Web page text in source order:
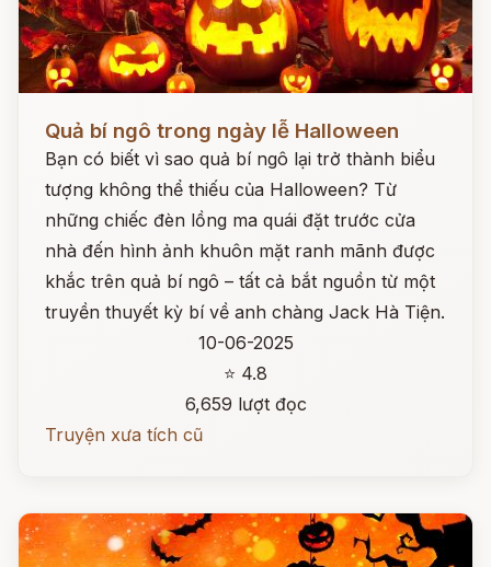
Quả bí ngô trong ngày lễ Halloween
Bạn có biết vì sao quả bí ngô lại trở thành biểu
tượng không thể thiếu của Halloween? Từ
những chiếc đèn lồng ma quái đặt trước cửa
nhà đến hình ảnh khuôn mặt ranh mãnh được
khắc trên quả bí ngô – tất cả bắt nguồn từ một
truyền thuyết kỳ bí về anh chàng Jack Hà Tiện.
10-06-2025
⭐ 4.8
6,659 lượt đọc
Truyện xưa tích cũ